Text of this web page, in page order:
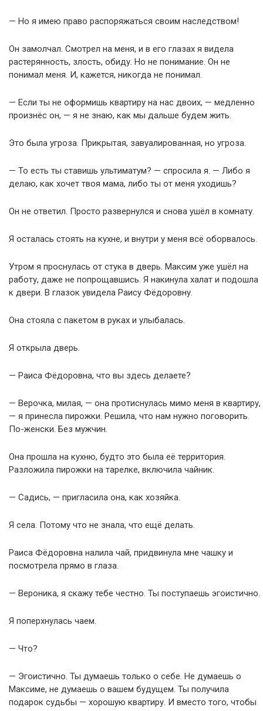
— Но я имею право распоряжаться своим наследством!
Он замолчал. Смотрел на меня, и в его глазах я видела
растерянность, злость, обиду. Но не понимание. Он не
понимал меня. И, кажется, никогда не понимал.
— Если ты не оформишь квартиру на нас двоих, — медленно
произнёс он, — я не знаю, как мы дальше будем жить.
Это была угроза. Прикрытая, завуалированная, но угроза.
— То есть ты ставишь ультиматум? — спросила я. — Либо я
делаю, как хочет твоя мама, либо ты от меня уходишь?
Он не ответил. Просто развернулся и снова ушёл в комнату.
Я осталась стоять на кухне, и внутри у меня всё оборвалось.
Утром я проснулась от стука в дверь. Максим уже ушёл на
работу, даже не попрощавшись. Я накинула халат и подошла
к двери. В глазок увидела Раису Фёдоровну.
Она стояла с пакетом в руках и улыбалась.
Я открыла дверь.
— Раиса Фёдоровна, что вы здесь делаете?
— Верочка, милая, — она протиснулась мимо меня в квартиру,
— я принесла пирожки. Решила, что нам нужно поговорить.
По-женски. Без мужчин.
Она прошла на кухню, будто это была её территория.
Разложила пирожки на тарелке, включила чайник.
— Садись, — пригласила она, как хозяйка.
Я села. Потому что не знала, что ещё делать.
Раиса Фёдоровна налила чай, придвинула мне чашку и
посмотрела прямо в глаза.
— Вероника, я скажу тебе честно. Ты поступаешь эгоистично.
Я поперхнулась чаем.
— Что?
— Эгоистично. Ты думаешь только о себе. Не думаешь о
Максиме, не думаешь о вашем будущем. Ты получила
подарок судьбы — хорошую квартиру. И вместо того, чтобы